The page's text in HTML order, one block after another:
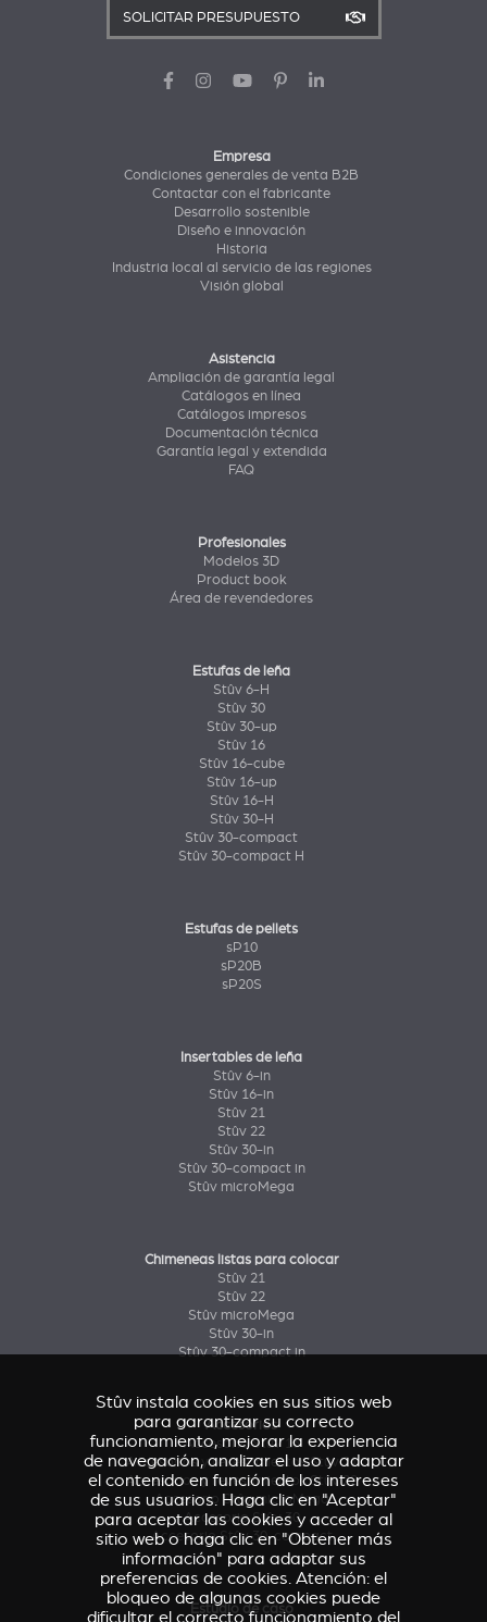
SOLICITAR PRESUPUESTO
Empresa
Condiciones generales de venta B2B
Contactar con el fabricante
Desarrollo sostenible
Diseño e innovación
Historia
Industria local al servicio de las regiones
Visión global
Asistencia
Ampliación de garantía legal
Catálogos en línea
Catálogos impresos
Documentación técnica
Garantía legal y extendida
FAQ
Profesionales
Modelos 3D
Product book
Área de revendedores
Estufas de leña
Stûv 6-H
Stûv 30
Stûv 30-up
Stûv 16
Stûv 16-cube
Stûv 16-up
Stûv 16-H
Stûv 30-H
Stûv 30-compact
Stûv 30-compact H
Estufas de pellets
sP10
sP20B
sP20S
Insertables de leña
Stûv 6-in
Stûv 16-in
Stûv 21
Stûv 22
Stûv 30-in
Stûv 30-compact in
Stûv microMega
Chimeneas listas para colocar
Stûv 21
Stûv 22
Stûv microMega
Stûv 30-in
Stûv 30-compact in
Accesorios
Accesorio Stûv 16
Accesorios y revestimientos Stûv 21
Accesorios y revestimientos Stûv 22
Accesorio Stûv microMega
Accesorio Stûv 30
Accesorio Stûv 30-compact
Estudio de caso
Stûv instala cookies en sus sitios web
para garantizar su correcto
funcionamiento, mejorar la experiencia
de navegación, analizar el uso y adaptar
el contenido en función de los intereses
de sus usuarios. Haga clic en "Aceptar"
para aceptar las cookies y acceder al
sitio web o haga clic en "Obtener más
información" para adaptar sus
preferencias de cookies. Atención: el
bloqueo de algunas cookies puede
dificultar el correcto funcionamiento del